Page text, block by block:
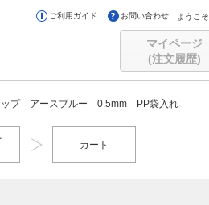
ご利用ガイド お問い合わせ ようこそ
マイページ
(注文履歴)
ップ アースブルー 0.5mm PP袋入れ
カート